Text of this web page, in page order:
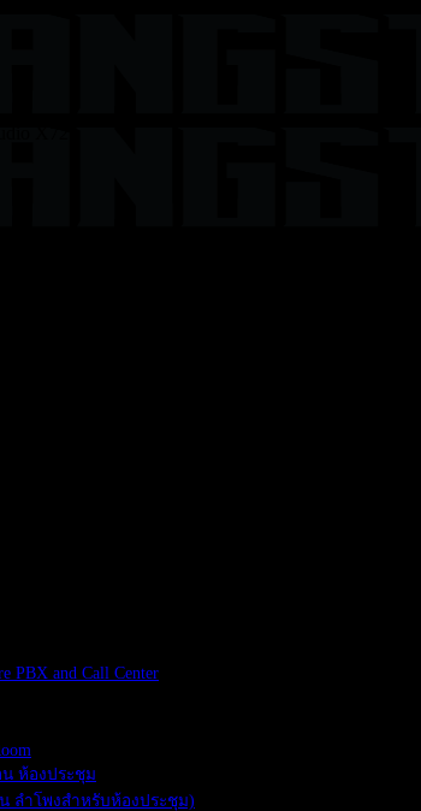
PBX and Call Center
ห้องประชุม
น ลำโพงสำหรับห้องประชุม)
X72”